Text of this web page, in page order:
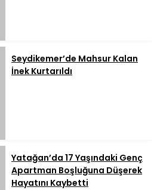
Seydikemer’de Mahsur Kalan
İnek Kurtarıldı
Yatağan’da 17 Yaşındaki Genç
Apartman Boşluğuna Düşerek
Hayatını Kaybetti